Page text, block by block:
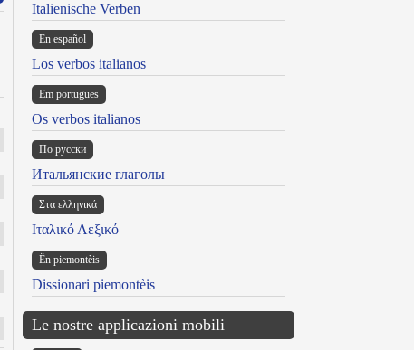
Italienische Verben
En español
Los verbos italianos
Em portugues
Os verbos italianos
По русски
Итальянские глаголы
Στα ελληνικά
Ιταλικό Λεξικό
Ën piemontèis
Dissionari piemontèis
Le nostre applicazioni mobili